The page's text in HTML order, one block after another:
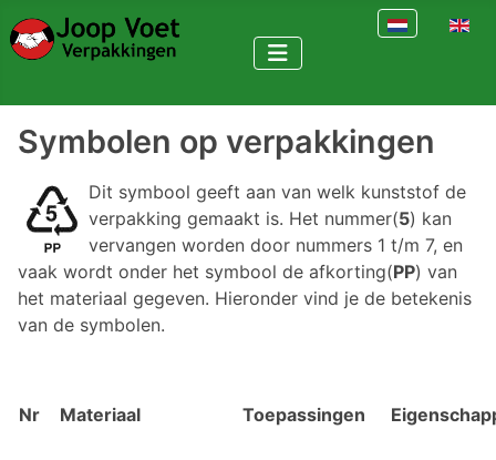
Selecteer de
Symbolen op verpakkingen
Dit symbool geeft aan van welk kunststof de
verpakking gemaakt is. Het nummer(5) kan
vervangen worden door nummers 1 t/m 7, en
vaak wordt onder het symbool de afkorting(PP) van
het materiaal gegeven. Hieronder vind je de betekenis
van de symbolen.
Nr Materiaal Toepassingen